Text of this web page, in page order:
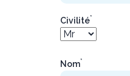
Civilité*
Nom*